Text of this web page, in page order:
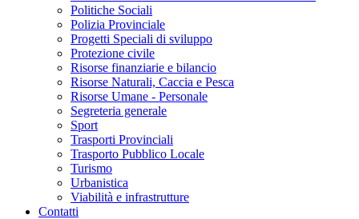
Politiche Sociali
Polizia Provinciale
Progetti Speciali di sviluppo
Protezione civile
Risorse finanziarie e bilancio
Risorse Naturali, Caccia e Pesca
Risorse Umane - Personale
Segreteria generale
Sport
Trasporti Provinciali
Trasporto Pubblico Locale
Turismo
Urbanistica
Viabilità e infrastrutture
Contatti